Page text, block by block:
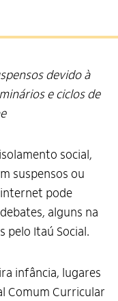
devido à
e ciclos de
social,
suspensos ou
internet pode
alguns na
pelo Itaú Social.
infância, lugares
Comum Curricular